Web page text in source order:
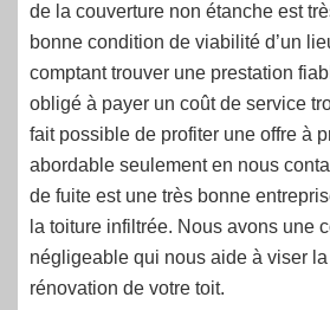
de la couverture non étanche est
bonne condition de viabilité d’un
comptant trouver une prestation
obligé à payer un coût de service
fait possible de profiter une offre à
abordable seulement en nous
de fuite est une très bonne
la toiture infiltrée. Nous avons une
négligeable qui nous aide à viser
rénovation de votre toit.